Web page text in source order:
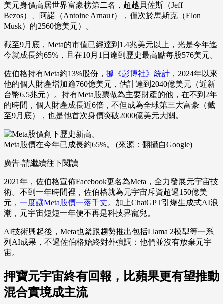
美元身價高居世界富豪榜第二名，超越貝佐斯（Jeff
Bezos）、阿諾（Antoine Arnault），僅次於馬斯克（Elon
Musk）的2560億美元）。
截至9月底，Meta的市值已經達到1.4兆美元以上，光是今年迄
今就成長約65%，且在10月1日達到歷史最高點每股576美元。
佐伯格持有Meta約13%股份， 據《彭博社》統計 ，2024年以來
他的個人財產增加逾760億美元，估計達到2040億美元（近新
台幣6.5兆元）。持有Meta股票做為主要財產的他，在不到2年
的時間，個人財產成長近6倍，不但成為全球第三大富豪（截
至9月底），也是他首次身價突破2000億美元大關。
Meta股價在今年已成長約65%。 (來源：翻攝自Google)
廣告-請繼續往下閱讀
2021年，佐伯格宣佈Facebook更名為Meta，全力發展元宇宙技
術。不到一年時間裡，佐伯格就為元宇宙斥資超過150億美
元， 一度讓Meta股價一落千丈。加上ChatGPT引爆生成式AI浪
潮，元宇宙短短一年便不再是科技界寵兒。
AI技術興起後，Meta也緊跟趨勢推出包括Llama 2模型等一系
列AI成果，不過佐伯格始終對外強調：他們並沒有放棄元宇
宙。
押寶元宇宙終有回報，比蘋果更有望推動
混合實境成主流